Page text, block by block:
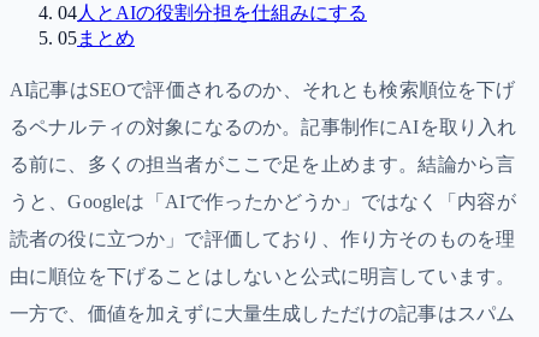
04人とAIの役割分担を仕組みにする
05まとめ
AI記事はSEOで評価されるのか、それとも検索順位を下げ
るペナルティの対象になるのか。記事制作にAIを取り入れ
る前に、多くの担当者がここで足を止めます。結論から言
うと、Googleは「AIで作ったかどうか」ではなく「内容が
読者の役に立つか」で評価しており、作り方そのものを理
由に順位を下げることはしないと公式に明言しています。
一方で、価値を加えずに大量生成しただけの記事はスパム